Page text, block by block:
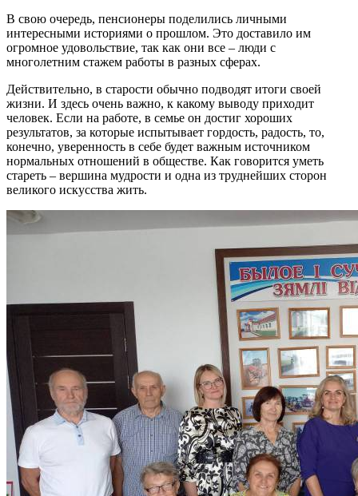
В свою очередь, пенсионеры поделились личными
интересными историями о прошлом. Это доставило им
огромное удовольствие, так как они все – люди с
многолетним стажем работы в разных сферах.
Действительно, в старости обычно подводят итоги своей
жизни. И здесь очень важно, к какому выводу приходит
человек. Если на работе, в семье он достиг хороших
результатов, за которые испытывает гордость, радость, то,
конечно, уверенность в себе будет важным источником
нормальных отношений в обществе. Как говорится уметь
стареть – вершина мудрости и одна из труднейших сторон
великого искусства жить.